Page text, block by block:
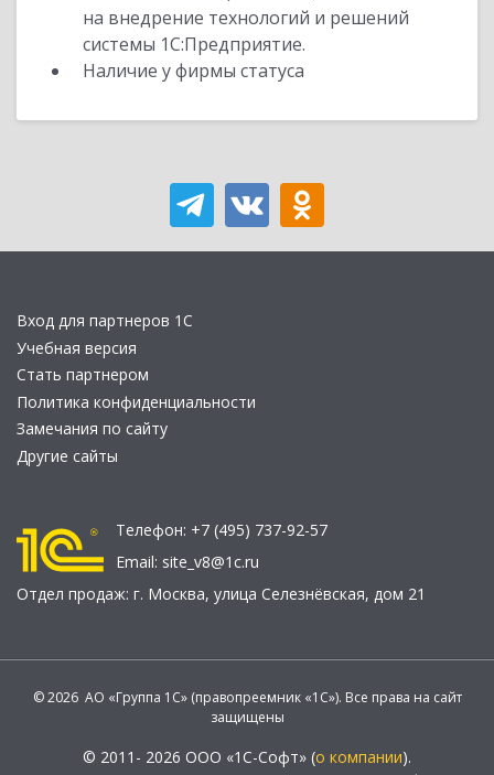
на внедрение технологий и решений
системы 1С:Предприятие.
Наличие у фирмы статуса
Вход для партнеров 1С
Учебная версия
Стать партнером
Политика конфиденциальности
Замечания по сайту
Другие сайты
Телефон: +7 (495) 737-92-57
Email: site_v8@1c.ru
Отдел продаж: г. Москва, улица Селезнёвская, дом 21
© 2026 АО «Группа 1С» (правопреемник «1С»). Все права на сайт
защищены
© 2011- 2026 ООО «1С-Софт» (о компании).